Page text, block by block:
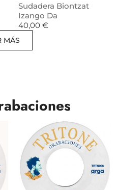
Sudadera Biontzat
Izango Da
40,00 €
MÁS